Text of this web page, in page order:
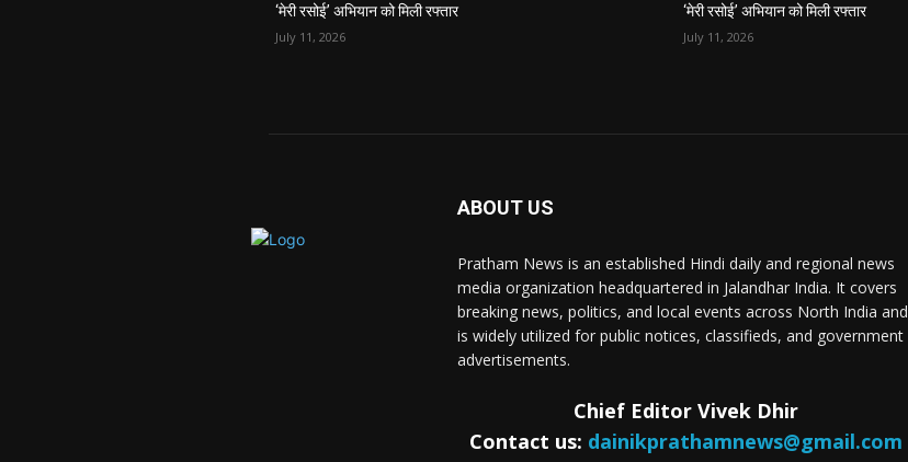
‘मेरी रसोई’ अभियान को मिली रफ्तार
July 11, 2026
‘मेरी रसोई’ अभियान को मिली रफ्तार
July 11, 2026
ABOUT US
Pratham News is an established Hindi daily and regional news
media organization headquartered in Jalandhar India. It covers
breaking news, politics, and local events across North India and
is widely utilized for public notices, classifieds, and government
advertisements.
Chief Editor Vivek Dhir
Contact us: dainikprathamnews@gmail.com